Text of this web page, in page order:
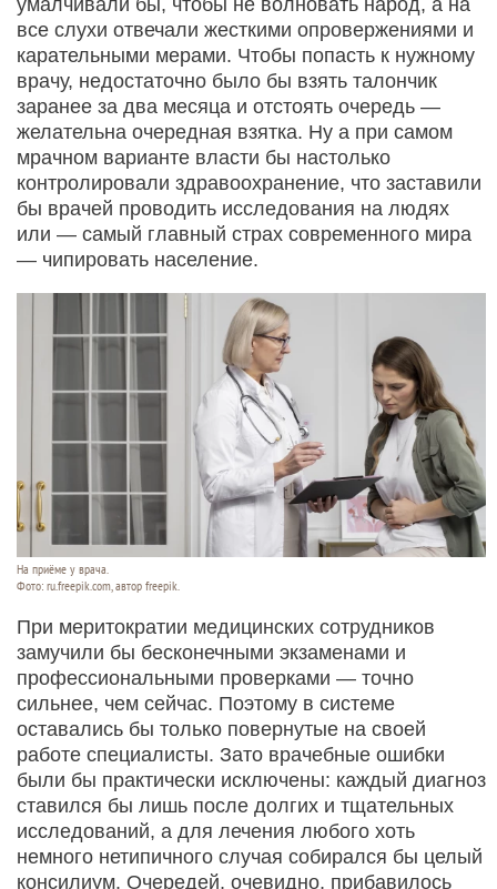
умалчивали бы, чтобы не волновать народ, а на
все слухи отвечали жесткими опровержениями и
карательными мерами. Чтобы попасть к нужному
врачу, недостаточно было бы взять талончик
заранее за два месяца и отстоять очередь —
желательна очередная взятка. Ну а при самом
мрачном варианте власти бы настолько
контролировали здравоохранение, что заставили
бы врачей проводить исследования на людях
или — самый главный страх современного мира
— чипировать население.
На приёме у врача.
Фото: ru.freepik.com, автор freepik.
При меритократии медицинских сотрудников
замучили бы бесконечными экзаменами и
профессиональными проверками — точно
сильнее, чем сейчас. Поэтому в системе
оставались бы только повернутые на своей
работе специалисты. Зато врачебные ошибки
были бы практически исключены: каждый диагноз
ставился бы лишь после долгих и тщательных
исследований, а для лечения любого хоть
немного нетипичного случая собирался бы целый
консилиум. Очередей, очевидно, прибавилось